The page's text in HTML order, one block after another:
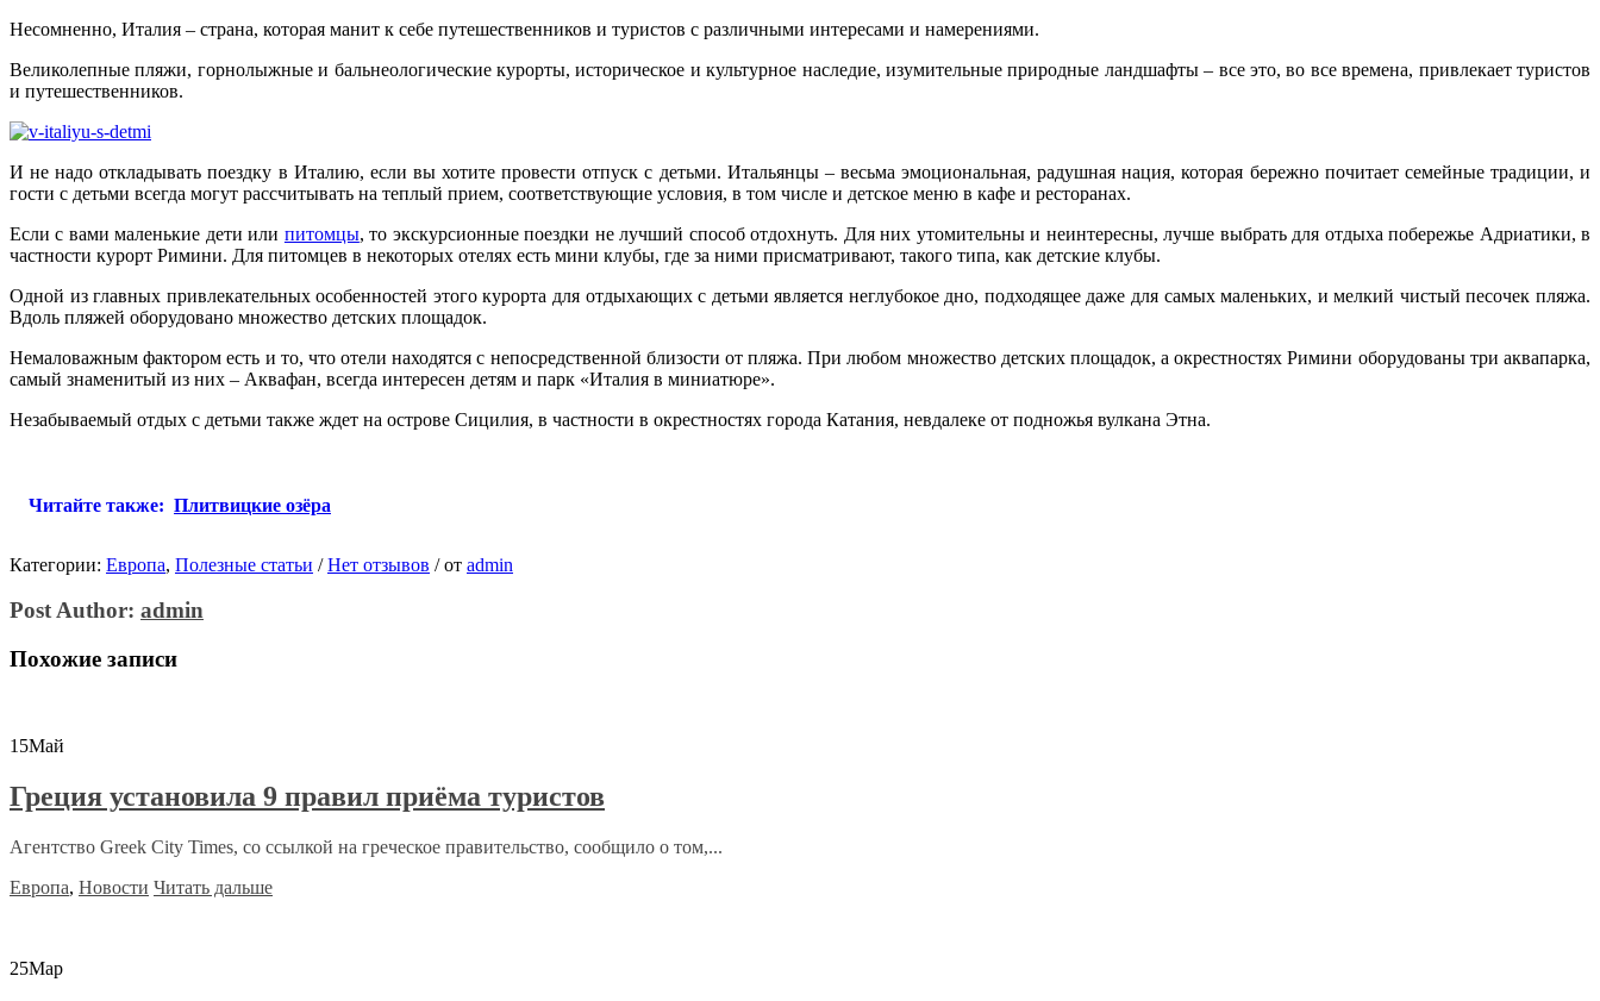
Несомненно, Италия – страна, которая манит к себе путешественников и туристов с различными интересами и намерениями.
Великолепные пляжи, горнолыжные и бальнеологические курорты, историческое и культурное наследие, изумительные природные ландшафты – все это, во все времена, привлекает туристов
и путешественников.
И не надо откладывать поездку в Италию, если вы хотите провести отпуск с детьми. Итальянцы – весьма эмоциональная, радушная нация, которая бережно почитает семейные традиции, и
гости с детьми всегда могут рассчитывать на теплый прием, соответствующие условия, в том числе и детское меню в кафе и ресторанах.
Если с вами маленькие дети или питомцы, то экскурсионные поездки не лучший способ отдохнуть. Для них утомительны и неинтересны, лучше выбрать для отдыха побережье Адриатики, в
частности курорт Римини. Для питомцев в некоторых отелях есть мини клубы, где за ними присматривают, такого типа, как детские клубы.
Одной из главных привлекательных особенностей этого курорта для отдыхающих с детьми является неглубокое дно, подходящее даже для самых маленьких, и мелкий чистый песочек пляжа.
Вдоль пляжей оборудовано множество детских площадок.
Немаловажным фактором есть и то, что отели находятся с непосредственной близости от пляжа. При любом множество детских площадок, а окрестностях Римини оборудованы три аквапарка,
самый знаменитый из них – Аквафан, всегда интересен детям и парк «Италия в миниатюре».
Незабываемый отдых с детьми также ждет на острове Сицилия, в частности в окрестностях города Катания, невдалеке от подножья вулкана Этна.
Читайте также: Плитвицкие озёра
Категории: Европа, Полезные статьи / Нет отзывов /от admin
Post Author: admin
Похожие записи
15Май
Греция установила 9 правил приёма туристов
Агентство Greek City Times, со ссылкой на греческое правительство, сообщило о том,...
Европа, Новости Читать дальше
25Мар